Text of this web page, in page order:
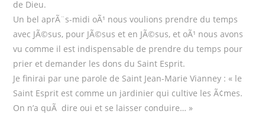
de Dieu.
Un bel aprÃ¨s-midi oÃ¹ nous voulions prendre du temps
avec JÃ©sus, pour JÃ©sus et en JÃ©sus, et oÃ¹ nous avons
vu comme il est indispensable de prendre du temps pour
prier et demander les dons du Saint Esprit.
Je finirai par une parole de Saint Jean-Marie Vianney : « le
Saint Esprit est comme un jardinier qui cultive les Ã¢mes.
On n’a quÃ dire oui et se laisser conduire… »